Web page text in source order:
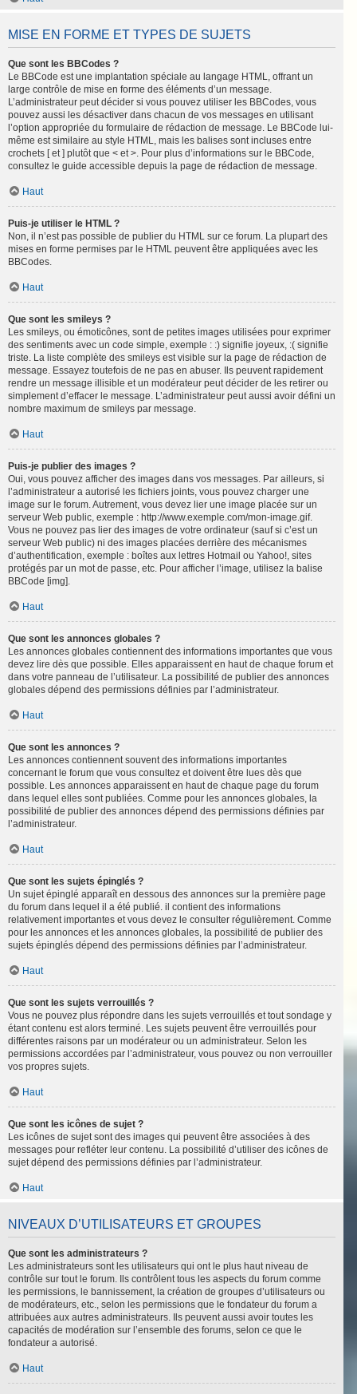
MISE EN FORME ET TYPES DE SUJETS
Que sont les BBCodes ?
Le BBCode est une implantation spéciale au langage HTML, offrant un
large contrôle de mise en forme des éléments d’un message.
L’administrateur peut décider si vous pouvez utiliser les BBCodes, vous
pouvez aussi les désactiver dans chacun de vos messages en utilisant
l’option appropriée du formulaire de rédaction de message. Le BBCode lui-
même est similaire au style HTML, mais les balises sont incluses entre
crochets [ et ] plutôt que < et >. Pour plus d’informations sur le BBCode,
consultez le guide accessible depuis la page de rédaction de message.
Haut
Puis-je utiliser le HTML ?
Non, il n’est pas possible de publier du HTML sur ce forum. La plupart des
mises en forme permises par le HTML peuvent être appliquées avec les
BBCodes.
Haut
Que sont les smileys ?
Les smileys, ou émoticônes, sont de petites images utilisées pour exprimer
des sentiments avec un code simple, exemple : :) signifie joyeux, :( signifie
triste. La liste complète des smileys est visible sur la page de rédaction de
message. Essayez toutefois de ne pas en abuser. Ils peuvent rapidement
rendre un message illisible et un modérateur peut décider de les retirer ou
simplement d’effacer le message. L’administrateur peut aussi avoir défini un
nombre maximum de smileys par message.
Haut
Puis-je publier des images ?
Oui, vous pouvez afficher des images dans vos messages. Par ailleurs, si
l’administrateur a autorisé les fichiers joints, vous pouvez charger une
image sur le forum. Autrement, vous devez lier une image placée sur un
serveur Web public, exemple : http://www.exemple.com/mon-image.gif.
Vous ne pouvez pas lier des images de votre ordinateur (sauf si c’est un
serveur Web public) ni des images placées derrière des mécanismes
d’authentification, exemple : boîtes aux lettres Hotmail ou Yahoo!, sites
protégés par un mot de passe, etc. Pour afficher l’image, utilisez la balise
BBCode [img].
Haut
Que sont les annonces globales ?
Les annonces globales contiennent des informations importantes que vous
devez lire dès que possible. Elles apparaissent en haut de chaque forum et
dans votre panneau de l’utilisateur. La possibilité de publier des annonces
globales dépend des permissions définies par l’administrateur.
Haut
Que sont les annonces ?
Les annonces contiennent souvent des informations importantes
concernant le forum que vous consultez et doivent être lues dès que
possible. Les annonces apparaissent en haut de chaque page du forum
dans lequel elles sont publiées. Comme pour les annonces globales, la
possibilité de publier des annonces dépend des permissions définies par
l’administrateur.
Haut
Que sont les sujets épinglés ?
Un sujet épinglé apparaît en dessous des annonces sur la première page
du forum dans lequel il a été publié. il contient des informations
relativement importantes et vous devez le consulter régulièrement. Comme
pour les annonces et les annonces globales, la possibilité de publier des
sujets épinglés dépend des permissions définies par l’administrateur.
Haut
Que sont les sujets verrouillés ?
Vous ne pouvez plus répondre dans les sujets verrouillés et tout sondage y
étant contenu est alors terminé. Les sujets peuvent être verrouillés pour
différentes raisons par un modérateur ou un administrateur. Selon les
permissions accordées par l’administrateur, vous pouvez ou non verrouiller
vos propres sujets.
Haut
Que sont les icônes de sujet ?
Les icônes de sujet sont des images qui peuvent être associées à des
messages pour refléter leur contenu. La possibilité d’utiliser des icônes de
sujet dépend des permissions définies par l’administrateur.
Haut
NIVEAUX D’UTILISATEURS ET GROUPES
Que sont les administrateurs ?
Les administrateurs sont les utilisateurs qui ont le plus haut niveau de
contrôle sur tout le forum. Ils contrôlent tous les aspects du forum comme
les permissions, le bannissement, la création de groupes d’utilisateurs ou
de modérateurs, etc., selon les permissions que le fondateur du forum a
attribuées aux autres administrateurs. Ils peuvent aussi avoir toutes les
capacités de modération sur l’ensemble des forums, selon ce que le
fondateur a autorisé.
Haut